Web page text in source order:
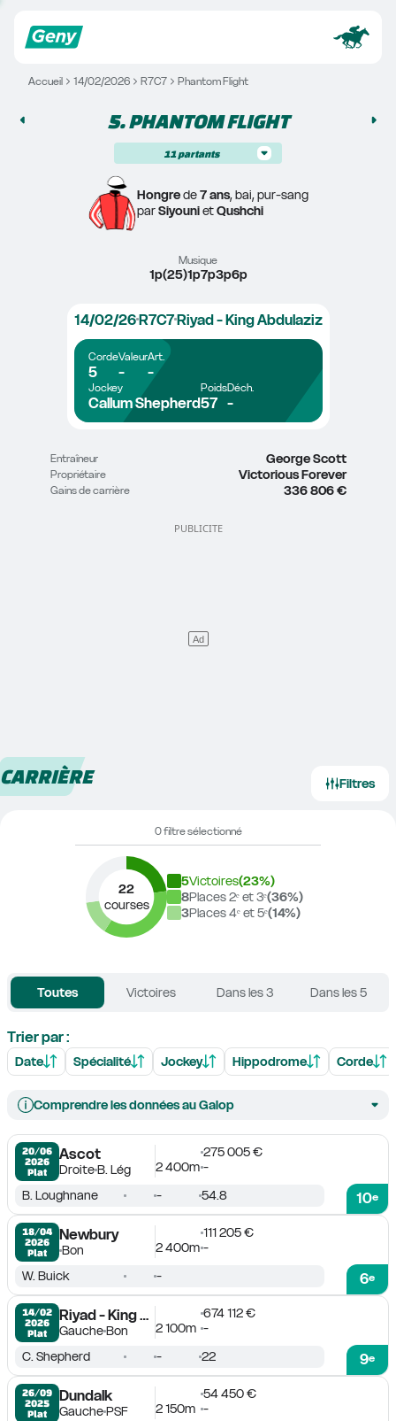
Accueil 14/02/2026 R7C7 Phantom Flight
5. PHANTOM FLIGHT
11 partants
Hongre de 7 ans, bai, pur-sang
par Siyouni et Qushchi
Musique
1p(25)1p7p3p6p
14/02/26R7C7Riyad - King Abdulaziz
Corde
5
Valeur
-
Art.
-
Jockey
Callum Shepherd
Poids
57
Déch.
-
Entraîneur George Scott
Propriétaire Victorious Forever
Gains de carrière 336 806 €
CARRIÈRE Filtres
0 filtre sélectionné
22
courses
5Victoires(23%)
8Places 2ᵉ et 3ᵉ(36%)
3Places 4ᵉ et 5ᵉ(14%)
Toutes Victoires Dans les 3 Dans les 5
Trier par :
Date Spécialité Jockey Hippodrome Corde
Comprendre les données au Galop
20/06
2026
Plat
Ascot
DroiteB. Lég
275 005 €
2 400m -
10e
B. Loughnane - 54.8
18/04
2026
Plat
Newbury
Bon
111 205 €
2 400m -
6e
W. Buick -
14/02
2026
Plat
Riyad - King Abdulaziz
GaucheBon
674 112 €
2 100m -
9e
C. Shepherd - 22
26/09
2025
Plat
Dundalk
GauchePSF
54 450 €
2 150m -